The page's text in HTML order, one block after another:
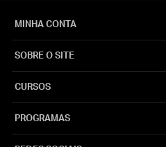
MINHA CONTA
SOBRE O SITE
CURSOS
PROGRAMAS